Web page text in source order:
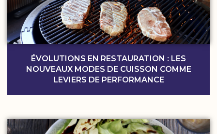
ÉVOLUTIONS EN RESTAURATION : LES
NOUVEAUX MODES DE CUISSON COMME
LEVIERS DE PERFORMANCE